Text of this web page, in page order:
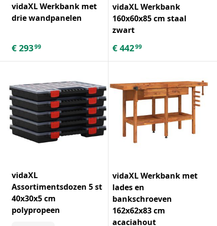
vidaXL Werkbank met
drie wandpanelen
€ 29399
vidaXL Werkbank
160x60x85 cm staal
zwart
€ 44299
vidaXL
Assortimentsdozen 5 st
40x30x5 cm
polypropeen
vidaXL Werkbank met
lades en
bankschroeven
162x62x83 cm
acaciahout